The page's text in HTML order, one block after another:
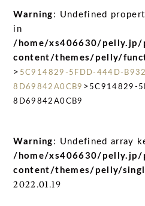
Warning : Undefined
in
/home/xs406630/pelly.jp/
content/themes/pelly/
> 5C914829-5FDD-444D-
8D69842A0CB9 > 5C914829-
8D69842A0CB9
Warning : Undefined array
/home/xs406630/pelly.jp/
content/themes/pelly/
2022.01.19